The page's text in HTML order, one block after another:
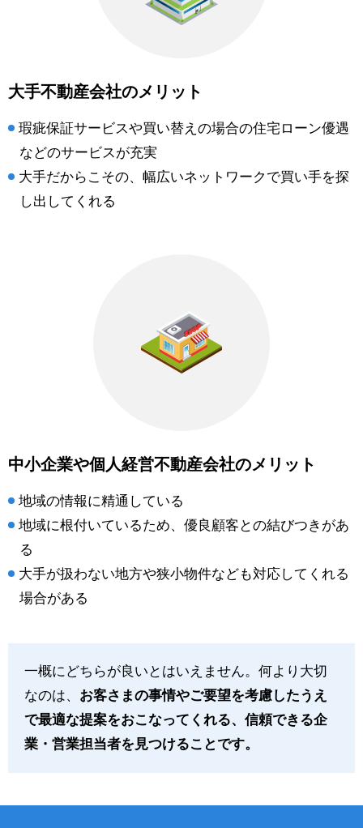
大手不動産会社のメリット
瑕疵保証サービスや買い替えの場合の住宅ローン優遇
などのサービスが充実
大手だからこその、幅広いネットワークで買い手を探
し出してくれる
中小企業や個人経営不動産会社のメリット
地域の情報に精通している
地域に根付いているため、優良顧客との結びつきがあ
る
大手が扱わない地方や狭小物件なども対応してくれる
場合がある
一概にどちらが良いとはいえません。何より大切
なのは、 お客さまの事情やご要望を考慮したうえ
で最適な提案をおこなってくれる、信頼できる企
業・営業担当者を見つけることです。